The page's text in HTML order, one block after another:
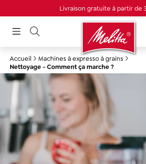
Livraison gratuite à partir de
Accueil
Machines à expresso à grains
Nettoyage - Comment ça marche ?